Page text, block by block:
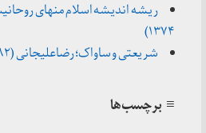
۱۳۷۴)
شریعتی و ساواک؛ رضاعلیجانی (۱۳۸۲)
≡ برچسب‌ها